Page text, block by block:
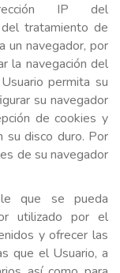
IP del
tratamiento de
un navegador, por
la navegación del
permita su
su navegador
de cookies y
su disco duro. Por
de su navegador
que se pueda
utilizado por el
y ofrecer las
que el Usuario, a